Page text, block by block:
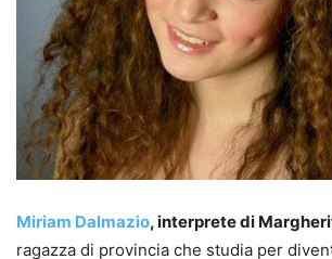
Miriam Dalmazio, interprete di
ragazza di provincia che studia per